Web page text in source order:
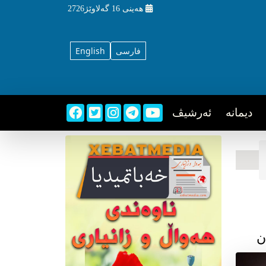
هه‌ینی 16 گه‌لاوێژ2726
English فارسی
دیمانه ئه‌رشیڤ